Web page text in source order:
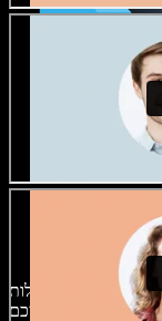
במגוון
מתוך מאות קולות